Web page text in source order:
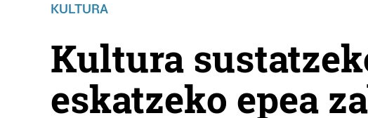
KULTURA
Kultura
eskatzeko epea